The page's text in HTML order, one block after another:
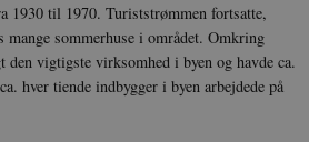
1930 til 1970. Turiststrømmen fortsatte,
sommerhuse i området. Omkring
vigtigste virksomhed i byen og havde ca.
hver tiende indbygger i byen arbejdede på